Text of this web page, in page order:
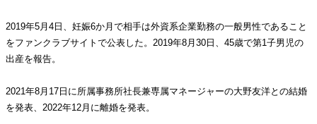
2019年5月4日、妊娠6か月で相手は外資系企業勤務の一般男性であること
をファンクラブサイトで公表した。2019年8月30日、45歳で第1子男児の
出産を報告。
2021年8月17日に所属事務所社長兼専属マネージャーの大野友洋との結婚
を発表、2022年12月に離婚を発表。